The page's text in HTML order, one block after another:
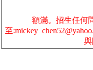
額滿。招生任何
至
與